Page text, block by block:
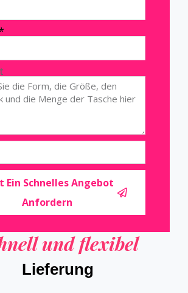
Ein Schnelles Angebot
Anfordern
und flexibel
Lieferung